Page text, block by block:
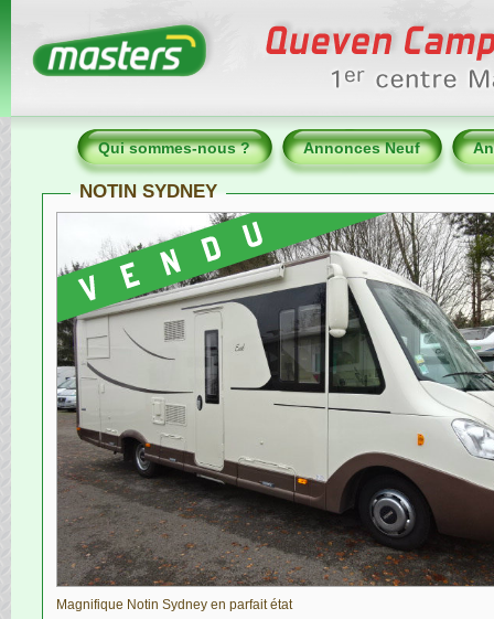
Qui sommes-nous ? Annonces Neuf
NOTIN SYDNEY
Magnifique Notin Sydney en parfait état